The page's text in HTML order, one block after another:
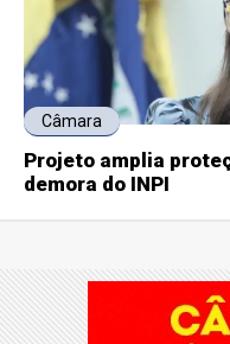
Câmara
Projeto amplia
demora do INPI